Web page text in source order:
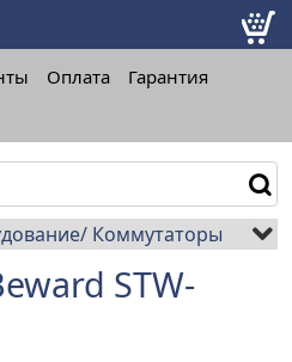
Оплата
Гарантия
Коммутаторы
STW-